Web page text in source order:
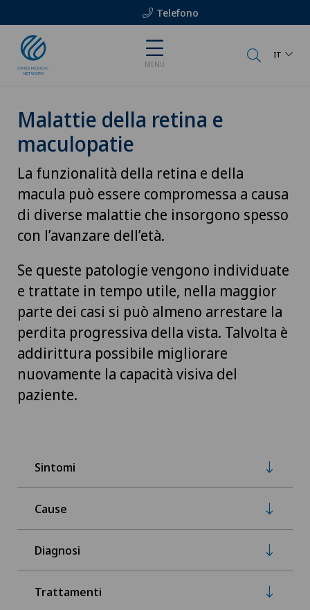
Telefono
MENU
IT
Malattie della retina e
maculopatie
La funzionalità della retina e della
macula può essere compromessa a causa
di diverse malattie che insorgono spesso
con l’avanzare dell’età.
Se queste patologie vengono individuate
e trattate in tempo utile, nella maggior
parte dei casi si può almeno arrestare la
perdita progressiva della vista. Talvolta è
addirittura possibile migliorare
nuovamente la capacità visiva del
paziente.
Sintomi
Cause
Diagnosi
Trattamenti